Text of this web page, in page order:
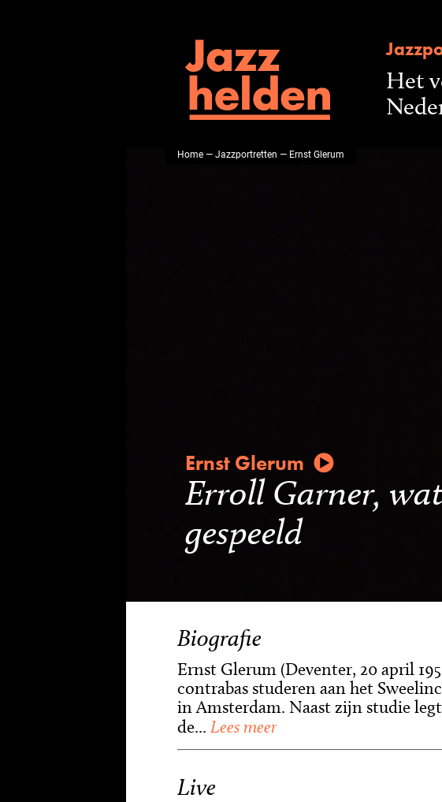
Het
Home—Jazzportretten — Ernst Glerum
Ernst Glerum
Erroll Garner,
gespeeld
Biografie
Ernst Glerum (Deventer, 20 april
contrabas studeren aan het
in Amsterdam. Naast zijn studie
de... Lees meer
Live